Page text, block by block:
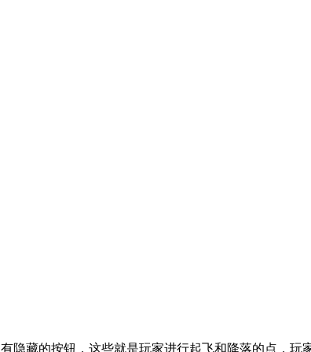
藏的按钮，这些就是玩家进行起飞和降落的点，玩